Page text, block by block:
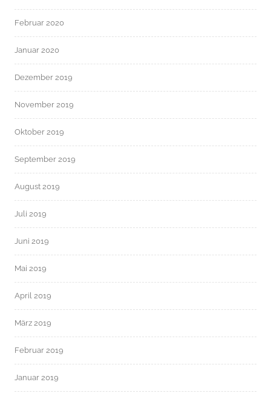
Februar 2020
Januar 2020
Dezember 2019
November 2019
Oktober 2019
September 2019
August 2019
Juli 2019
Juni 2019
Mai 2019
April 2019
März 2019
Februar 2019
Januar 2019